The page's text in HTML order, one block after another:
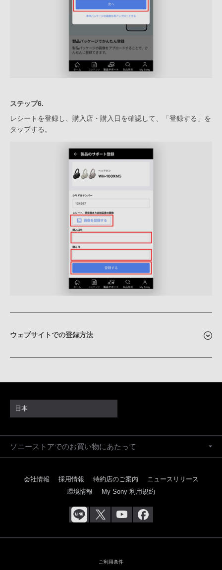
ステップ6.
レシートを登録し、購入店・購入日を確認して、「登録する」を
タップする。
ウェブサイトでの登録方法
日本
ソニーストアでのお買い物にあたって
会社情報 採用情報 特約店のご案内
ニュースリリース
環境情報
My Sony 利用規約
ご利用条件